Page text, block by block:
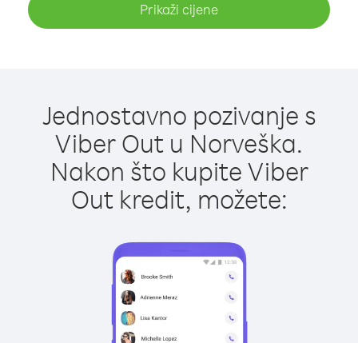
Prikaži cijene
Jednostavno pozivanje s
Viber Out u Norveška.
Nakon što kupite Viber
Out kredit, možete: